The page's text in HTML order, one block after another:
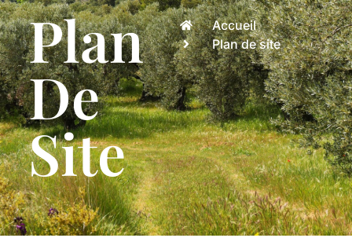
Plan
De
Site
Accueil
Plan de site